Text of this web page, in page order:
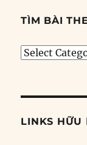
TÌM BÀI
Tìm
đề
LINKS HỮU